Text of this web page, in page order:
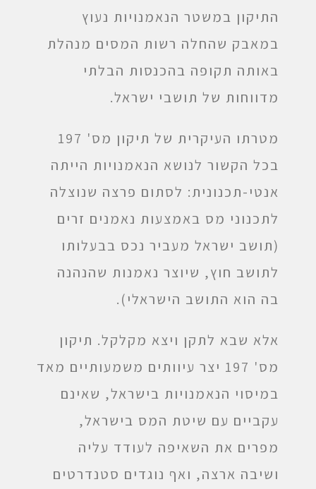
התיקון במשטר הנאמנויות נעוץ
במאבק שהחלה רשות המסים מנהלת
באותה תקופה בהכנסות הבלתי
מדווחות של תושבי ישראל.
מטרתו העיקרית של תיקון מס' 197
בכל הקשור לנושא הנאמנויות הייתה
אנטי-תכנונית: לסתום פרצה שנוצלה
לתכנוני מס באמצעות נאמנים זרים
(תושב ישראל מעביר נכס בבעלותו
לתושב חוץ, שיוצר נאמנות שהנהנה
בה הוא התושב הישראלי).
אלא שבא לתקן ויצא מקלקל. תיקון
מס' 197 יצר עיוותים משמעותיים מאד
במיסוי הנאמנויות בישראל, שאינם
עקביים עם שיטת המס בישראל,
מפרים את השאיפה לעודד עליה
ושיבה ארצה, ואף נוגדים סטנדרטים